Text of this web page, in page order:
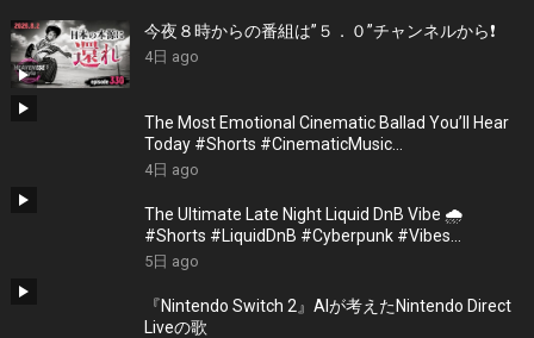
今夜８時からの番組は”５．０”チャンネルから❗️
4日 ago
The Most Emotional Cinematic Ballad You’ll Hear
Today #Shorts #CinematicMusic
#EmotionalVibes #Piano
4日 ago
The Ultimate Late Night Liquid DnB Vibe 🌧️
#Shorts #LiquidDnB #Cyberpunk #Vibes
#ElectronicMusic
5日 ago
『Nintendo Switch 2』AIが考えたNintendo Direct
Liveの歌